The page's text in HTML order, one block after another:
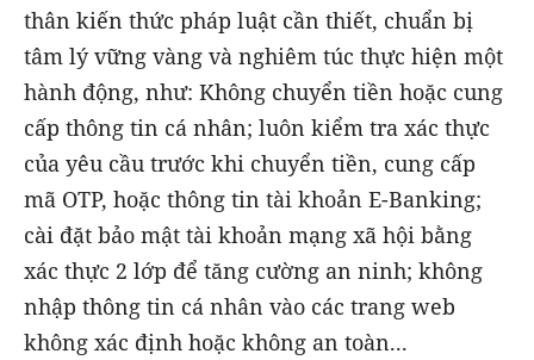
thân kiến thức pháp luật cần thiết, chuẩn bị
tâm lý vững vàng và nghiêm túc thực hiện một
hành động, như: Không chuyển tiền hoặc cung
cấp thông tin cá nhân; luôn kiểm tra xác thực
của yêu cầu trước khi chuyển tiền, cung cấp
mã OTP, hoặc thông tin tài khoản E-Banking;
cài đặt bảo mật tài khoản mạng xã hội bằng
xác thực 2 lớp để tăng cường an ninh; không
nhập thông tin cá nhân vào các trang web
không xác định hoặc không an toàn...